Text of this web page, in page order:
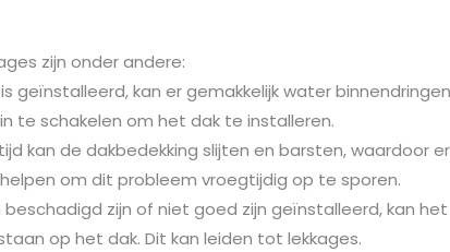
zijn onder andere:
geïnstalleerd, kan er gemakkelijk water
te schakelen om het dak te installeren.
kan de dakbedekking slijten en barsten, waardoor
om dit probleem vroegtijdig op te sporen.
zijn of niet goed zijn geïnstalleerd, kan
op het dak. Dit kan leiden tot lekkages.